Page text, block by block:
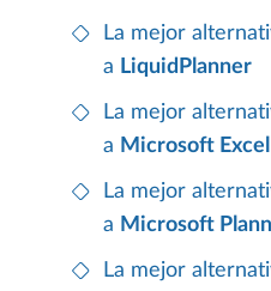
La mejor
a LiquidPlanner
La mejor
a Microsoft Excel
La mejor
a Microsoft
La mejor